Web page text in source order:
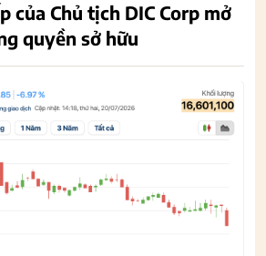
của Chủ tịch DIC Corp mở
quyền sở hữu